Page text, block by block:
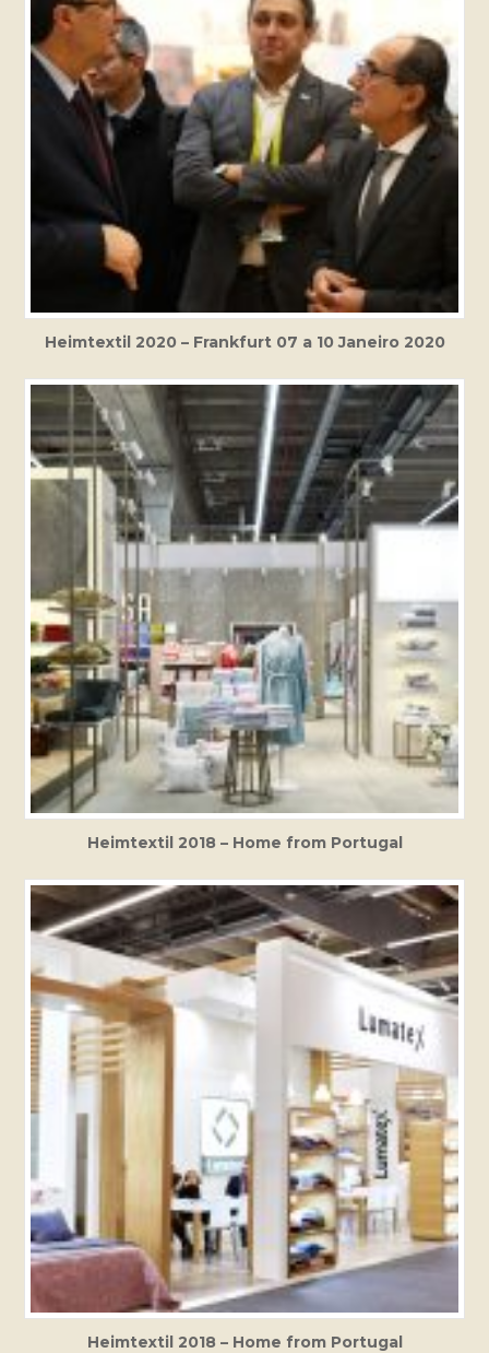
Heimtextil 2020 – Frankfurt 07 a 10 Janeiro 2020
Heimtextil 2018 – Home from Portugal
Heimtextil 2018 – Home from Portugal